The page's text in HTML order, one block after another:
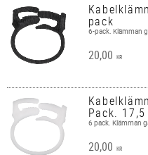
pack
6-pack. Klämman
20,00 KR
Pack.
6 pack. Klämman
20,00 KR